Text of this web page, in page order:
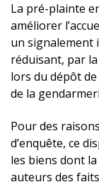
La pré-plainte
améliorer
un signalement
réduisant, par
lors du dépôt
de la
Pour des
d’enquête, ce
les biens dont
auteurs des